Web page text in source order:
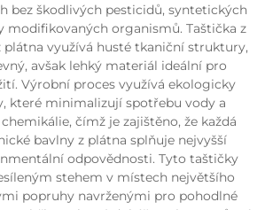
bez škodlivých pesticidů, syntetických
modifikovaných organismů. Taštička z
plátna využívá husté tkaniční struktury,
avšak lehký materiál ideální pro
Výrobní proces využívá ekologicky
které minimalizují spotřebu vody a
čímž je zajištěno, že každá
bavlny z plátna splňuje nejvyšší
odpovědnosti. Tyto taštičky
stehem v místech největšího
popruhy navrženými pro pohodlné